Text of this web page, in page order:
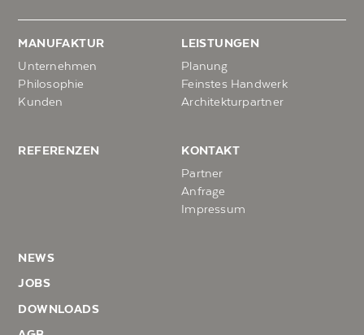
MANUFAKTUR
Unternehmen
Philosophie
Kunden
LEISTUNGEN
Planung
Feinstes Handwerk
Architekturpartner
REFERENZEN
KONTAKT
Partner
Anfrage
Impressum
NEWS
JOBS
DOWNLOADS